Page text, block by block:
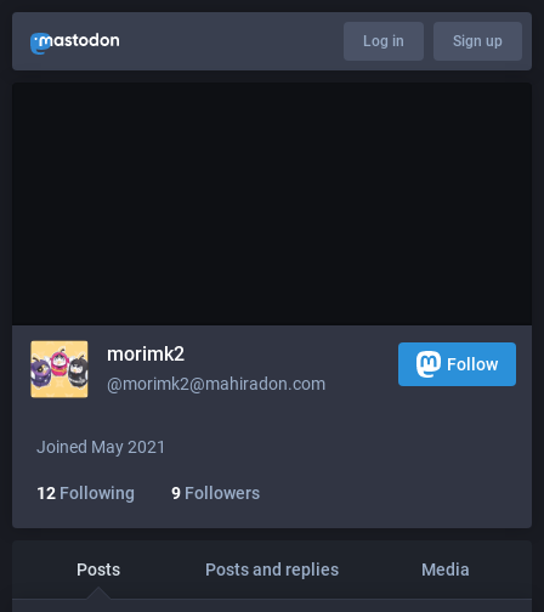
Log in Sign up
morimk2
@morimk2@mahiradon.com
Follow
Joined May 2021
12 Following 9 Followers
Posts Posts and replies Media